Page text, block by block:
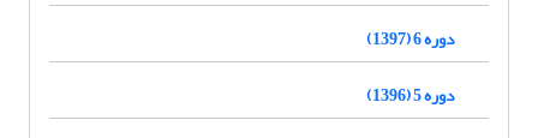
دوره 6 (1397)
دوره 5 (1396)